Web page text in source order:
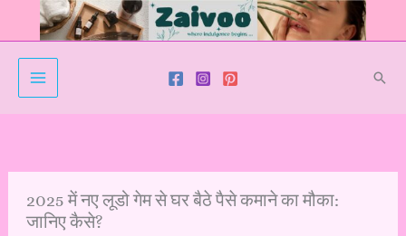
2025 में नए लूडो गेम से घर बैठे पैसे कमाने का मौका:
जानिए कैसे?